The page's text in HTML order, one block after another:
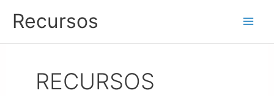
contenido
Recursos
RECURSOS